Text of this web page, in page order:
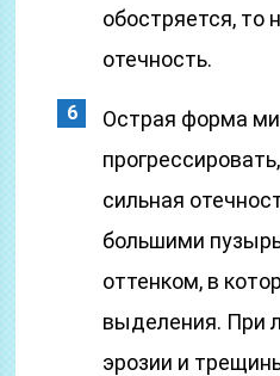
обостряется, то
отечность.
Острая форма
сильная
большими
оттенком, в
выделения. При
эрозии и